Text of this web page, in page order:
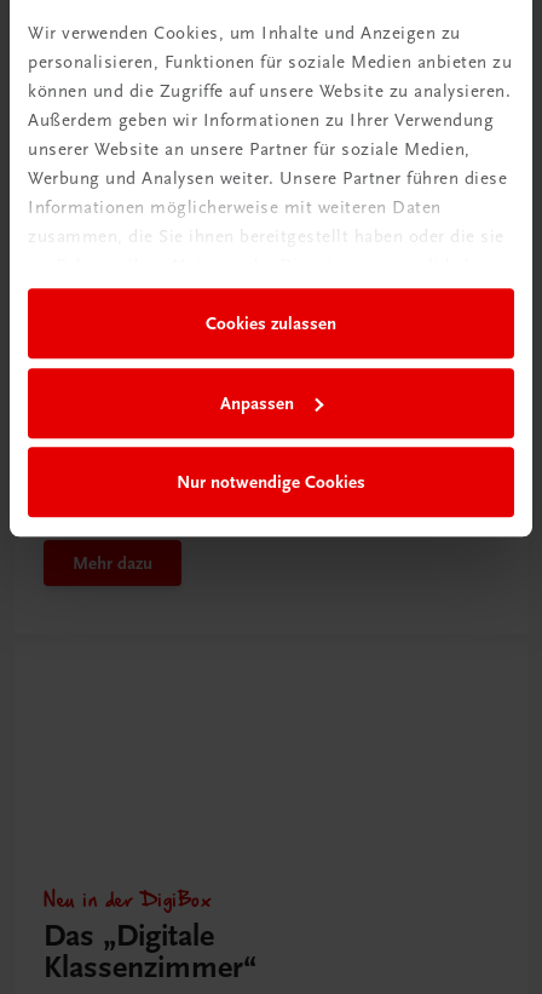
Wir verwenden Cookies, um Inhalte und Anzeigen zu
personalisieren, Funktionen für soziale Medien anbieten zu
können und die Zugriffe auf unsere Website zu analysieren.
Außerdem geben wir Informationen zu Ihrer Verwendung
unserer Website an unsere Partner für soziale Medien,
Werbung und Analysen weiter. Unsere Partner führen diese
Informationen möglicherweise mit weiteren Daten
zusammen, die Sie ihnen bereitgestellt haben oder die sie
Cookies zulassen
Anpassen
Nur notwendige Cookies
Tipps & Tricks
Mehr dazu
Ratgeber Schulpraxis
Mehr dazu
Neu in der DigiBox
Das „Digitale
Klassenzimmer“